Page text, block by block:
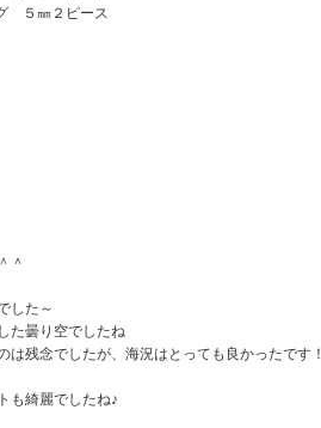
５㎜２ピース
＾
した～
た曇り空でしたね
は残念でしたが、海況はとっても良かったです！
も綺麗でしたね♪